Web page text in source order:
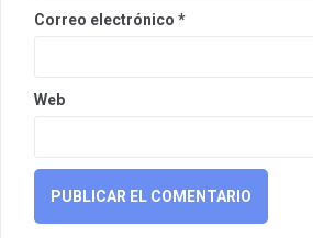
Correo electrónico *
Web